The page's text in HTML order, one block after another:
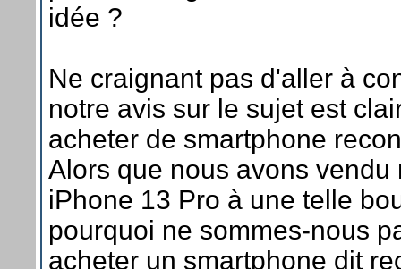
idée ?
Ne craignant pas d'aller à
notre avis sur le sujet est
acheter de smartphone
Alors que nous avons vendu
iPhone 13 Pro à une telle
pourquoi ne sommes-nous
acheter un smartphone dit